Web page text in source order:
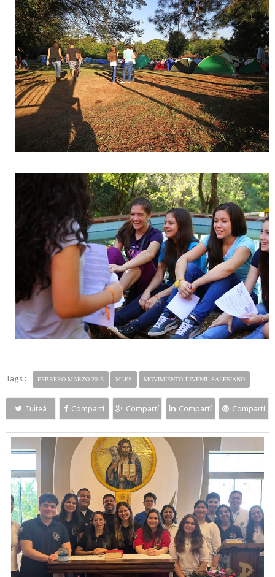
Tags : FEBRERO-MARZO 2015 MLES MOVIMIENTO JUVENIL SALESIANO
Tuiteá Compartí Compartí Compartí Compartí